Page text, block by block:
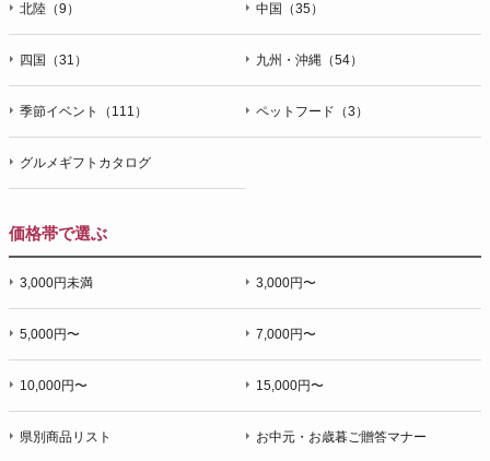
北陸（9） 中国（35）
四国（31） 九州・沖縄（54）
季節イベント（111） ペットフード（3）
グルメギフトカタログ
価格帯で選ぶ
3,000円未満 3,000円〜
5,000円〜 7,000円〜
10,000円〜 15,000円〜
県別商品リスト お中元・お歳暮ご贈答マナー